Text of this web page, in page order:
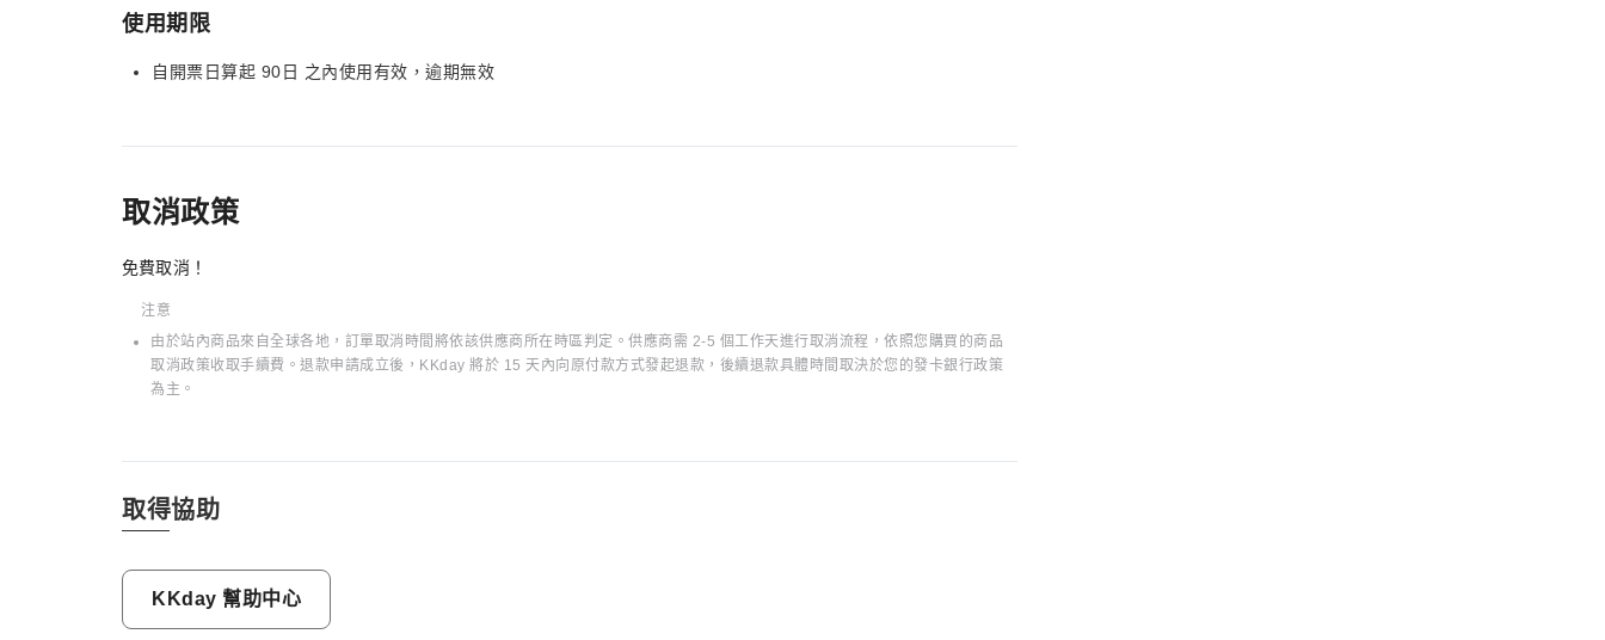
使用期限
自開票日算起 90日 之內使用有效，逾期無效
取消政策
免費取消！
注意
由於站內商品來自全球各地，訂單取消時間將依該供應商所在時區判定。供應商需 2-5 個工作天進行取消流程，依照您購買的商品
取消政策收取手續費。退款申請成立後，KKday 將於 15 天內向原付款方式發起退款，後續退款具體時間取決於您的發卡銀行政策
為主。
取得協助
KKday 幫助中心